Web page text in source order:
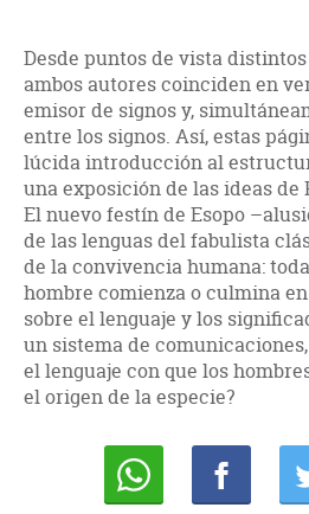
Desde puntos de vista
ambos autores coinciden en
emisor de signos y,
entre los signos. Así, estas
lúcida introducción al
una exposición de las ideas de
El nuevo festín de Esopo
de las lenguas del fabulista
de la convivencia humana:
hombre comienza o culmina
sobre el lenguaje y los
un sistema de
el lenguaje con que los
el origen de la especie?